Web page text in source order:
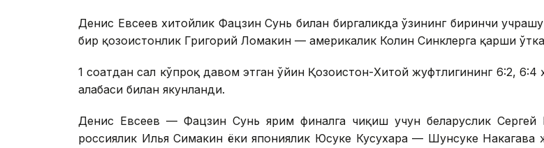
Денис Евсеев хитойлик Фацзин Сунь билан биргаликда ўзининг биринчи
бир қозоғистонлик Григорий Ломакин — америкалик Колин Синклерга қарши
1 соатдан сал кўпроқ давом этган ўйин Қозоғистон-Хитой жуфтлигининг 6:2, 6:4
ғалабаси билан якунланди.
Денис Евсеев — Фацзин Сунь ярим финалга чиқиш учун беларуслик
россиялик Илья Симакин ёки япониялик Юсуке Кусухара — Шунсуке Накагава